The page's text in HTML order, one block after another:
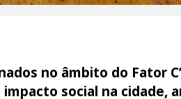
no âmbito do Fator
social na cidade,